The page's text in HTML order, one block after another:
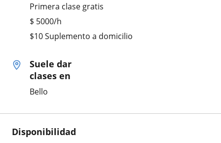
Primera clase gratis
$ 5000/h
$10 Suplemento a domicilio
Suele dar
clases en
Bello
Disponibilidad